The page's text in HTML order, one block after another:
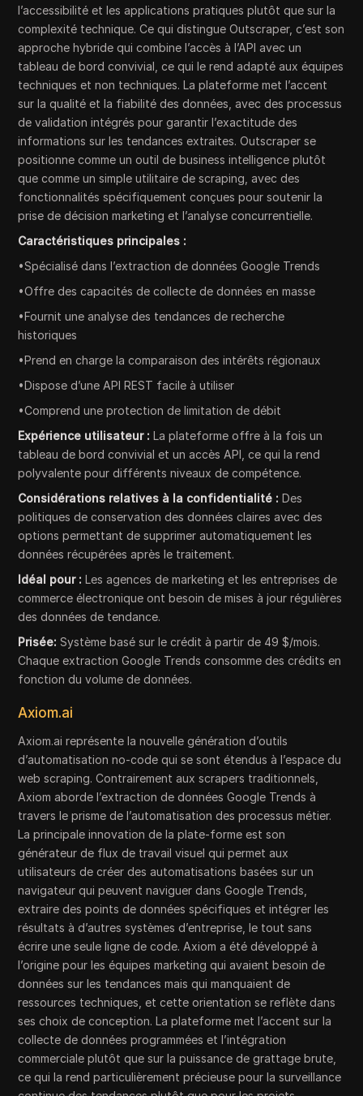
l’accessibilité et les applications pratiques plutôt que sur la
complexité technique. Ce qui distingue Outscraper, c’est son
approche hybride qui combine l’accès à l’API avec un
tableau de bord convivial, ce qui le rend adapté aux équipes
techniques et non techniques. La plateforme met l’accent
sur la qualité et la fiabilité des données, avec des processus
de validation intégrés pour garantir l’exactitude des
informations sur les tendances extraites. Outscraper se
positionne comme un outil de business intelligence plutôt
que comme un simple utilitaire de scraping, avec des
fonctionnalités spécifiquement conçues pour soutenir la
prise de décision marketing et l’analyse concurrentielle.
Caractéristiques principales :
•Spécialisé dans l’extraction de données Google Trends
•Offre des capacités de collecte de données en masse
•Fournit une analyse des tendances de recherche
historiques
•Prend en charge la comparaison des intérêts régionaux
•Dispose d’une API REST facile à utiliser
•Comprend une protection de limitation de débit
Expérience utilisateur :La plateforme offre à la fois un
tableau de bord convivial et un accès API, ce qui la rend
polyvalente pour différents niveaux de compétence.
Considérations relatives à la confidentialité : Des
politiques de conservation des données claires avec des
options permettant de supprimer automatiquement les
données récupérées après le traitement.
Idéal pour : Les agences de marketing et les entreprises de
commerce électronique ont besoin de mises à jour régulières
des données de tendance.
Prisée: Système basé sur le crédit à partir de 49 $/mois.
Chaque extraction Google Trends consomme des crédits en
fonction du volume de données.
Axiom.ai
Axiom.ai représente la nouvelle génération d’outils
d’automatisation no-code qui se sont étendus à l’espace du
web scraping. Contrairement aux scrapers traditionnels,
Axiom aborde l’extraction de données Google Trends à
travers le prisme de l’automatisation des processus métier.
La principale innovation de la plate-forme est son
générateur de flux de travail visuel qui permet aux
utilisateurs de créer des automatisations basées sur un
navigateur qui peuvent naviguer dans Google Trends,
extraire des points de données spécifiques et intégrer les
résultats à d’autres systèmes d’entreprise, le tout sans
écrire une seule ligne de code. Axiom a été développé à
l’origine pour les équipes marketing qui avaient besoin de
données sur les tendances mais qui manquaient de
ressources techniques, et cette orientation se reflète dans
ses choix de conception. La plateforme met l’accent sur la
collecte de données programmées et l’intégration
commerciale plutôt que sur la puissance de grattage brute,
ce qui la rend particulièrement précieuse pour la surveillance